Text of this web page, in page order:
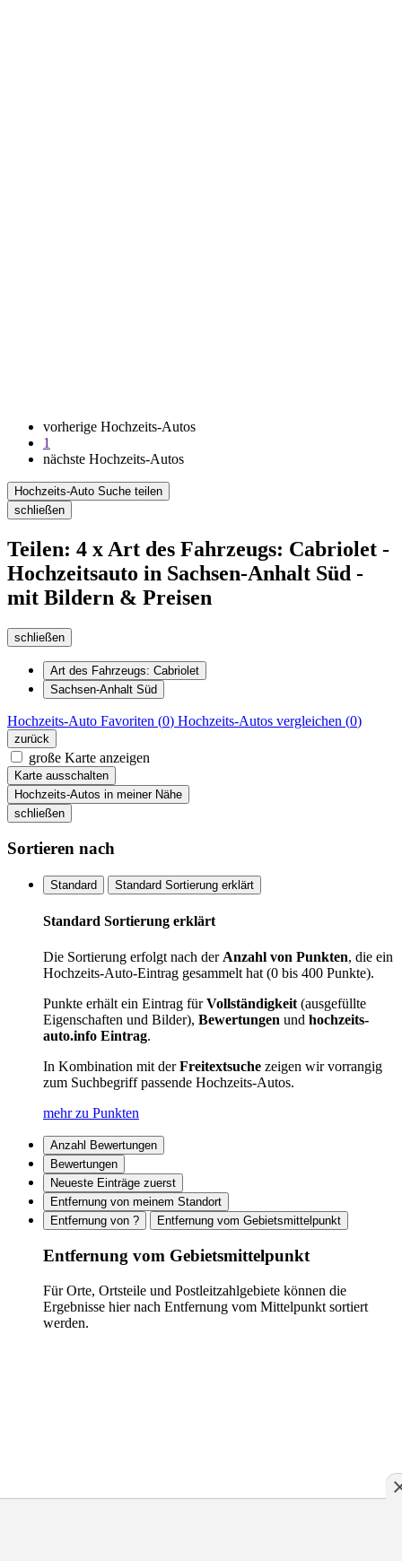
vorherige Hochzeits-Autos
1
nächste Hochzeits-Autos
Hochzeits-Auto Suche teilen
schließen
Teilen: 4 x Art des Fahrzeugs: Cabriolet -
Hochzeitsauto in Sachsen-Anhalt Süd -
mit Bildern & Preisen
schließen
Art des Fahrzeugs: Cabriolet
Sachsen-Anhalt Süd
Hochzeits-Auto Favoriten (0) Hochzeits-Autos vergleichen (0)
zurück
große Karte anzeigen
Karte ausschalten
Hochzeits-Autos in meiner Nähe
schließen
Sortieren nach
Standard Standard Sortierung erklärt
Standard Sortierung erklärt
Die Sortierung erfolgt nach der Anzahl von Punkten, die ein
Hochzeits-Auto-Eintrag gesammelt hat (0 bis 400 Punkte).
Punkte erhält ein Eintrag fürVollständigkeit (ausgefüllte
Eigenschaften und Bilder), Bewertungen und hochzeits-
auto.info Eintrag.
In Kombination mit derFreitextsuche zeigen wir vorrangig
zum Suchbegriff passende Hochzeits-Autos.
mehr zu Punkten
Anzahl Bewertungen
Bewertungen
Neueste Einträge zuerst
Entfernung von meinem Standort
Entfernung von ?
Entfernung vom Gebietsmittelpunkt
Entfernung vom Gebietsmittelpunkt
Für Orte, Ortsteile und Postleitzahlgebiete können die
Ergebnisse hier nach Entfernung vom Mittelpunkt sortiert
werden.